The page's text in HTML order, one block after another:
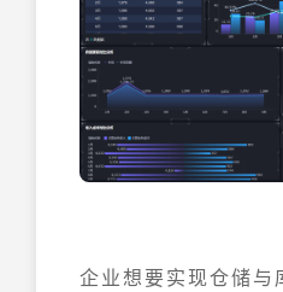
企业想要实现仓储与